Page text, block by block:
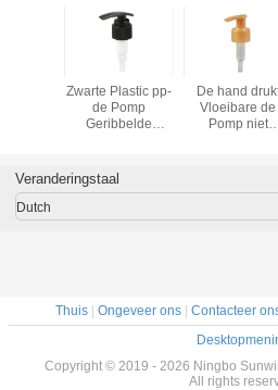
Zwarte Plastic pp-
de Pomp
Geribbelde
de
Lotionautomaat
De hand
Vloeibare de
Pomp niet
Veranderingstaal
Dutch
Thuis| Ongeveer ons| Contacteer
Copyright © 2019 - 2026 Ningbo
All rights